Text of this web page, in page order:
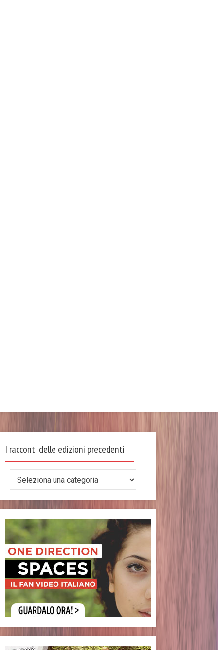
I racconti delle edizioni precedenti
delle
edizioni
precedenti